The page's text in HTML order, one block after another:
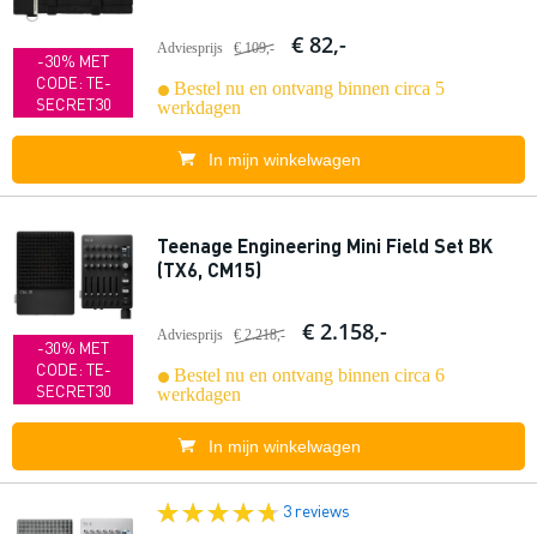
-30% MET
CODE: TE-
SECRET30
Adviesprijs € 109,- € 82,-
Bestel nu en ontvang binnen circa 5
werkdagen
In mijn winkelwagen
-30% MET
CODE: TE-
SECRET30
Teenage Engineering Mini Field Set BK
(TX6, CM15)
Adviesprijs € 2.218,- € 2.158,-
Bestel nu en ontvang binnen circa 6
werkdagen
In mijn winkelwagen
3 reviews